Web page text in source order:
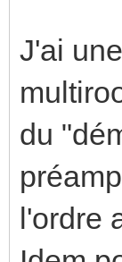
J'ai
du
l'ordre